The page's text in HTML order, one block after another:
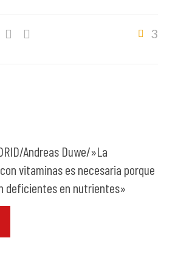
3
Andreas Duwe/»La
vitaminas es necesaria porque
deficientes en nutrientes»